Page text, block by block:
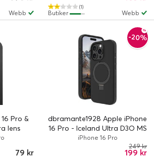
Webb
(1)
Webb
Butiker
Pro &
lens
glass
79 kr
-20%
dbramante1928 Apple iPhone
16 Pro - Iceland Ultra D3O MS
Kick - Black
iPhone 16 Pro
199 kr
249 kr